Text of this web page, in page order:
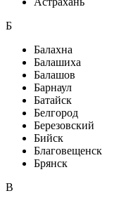
Б
Балахна
Балашиха
Балашов
Барнаул
Батайск
Белгород
Березовский
Бийск
Благовещенск
Брянск
В